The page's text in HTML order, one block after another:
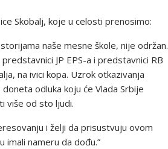
Skobalj, koje u celosti prenosimo:
naše mesne škole, nije održan.
JP EPS-a i predstavnici RB
na ivici kopa. Uzrok otkazivanja
odluka koju će Vlada Srbije
više od sto ljudi.
i želji da prisustvuju ovom
imali nameru da dođu.”